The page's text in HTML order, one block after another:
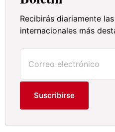
Recibirás diariamente
internacionales más
Suscribirse